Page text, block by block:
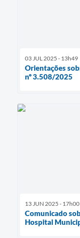
03 JUL 2025 - 13h49
Orientações
nº 3.508/2025
13 JUN 2025 - 17h00
Comunicado
Hospital